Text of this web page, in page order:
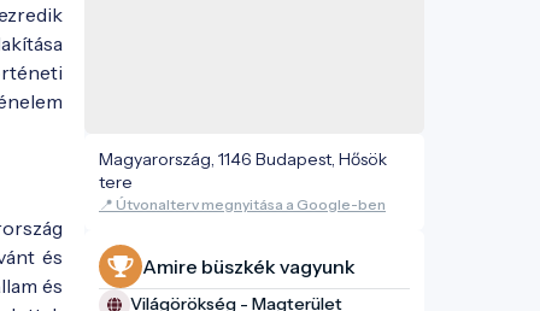
és
és
Magyarország, 1146 Budapest, Hősök
tere
📍 Útvonalterv megnyitása a Google-ben
Amire büszkék vagyunk
Világörökség - Magterület